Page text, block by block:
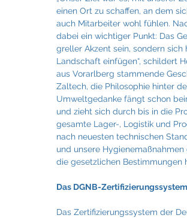
Feuerkultur Wieser FIABCI
NTT Data
einen Ort zu schaffen, an dem
auch Mitarbeiter wohl fühlen.
dabei ein wichtiger Punkt: Das
greller Akzent sein, sondern sich
Landschaft einfügen“, schildert
aus Vorarlberg stammende
Zaltech, die Philosophie hinter
Umweltgedanke fängt schon
und zieht sich durch bis in die
gesamte Lager-, Logistik und
nach neuesten technischen
und unsere
die gesetzlichen Bestimmungen
Das DGNB-
Das Zertifizierungssystem der